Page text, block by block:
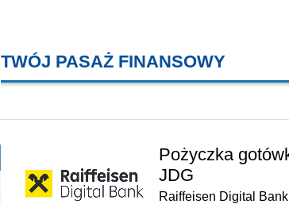
TWÓJ PASAŻ FINANSOWY
Pożyczka
JDG
Raiffeisen Digital Bank